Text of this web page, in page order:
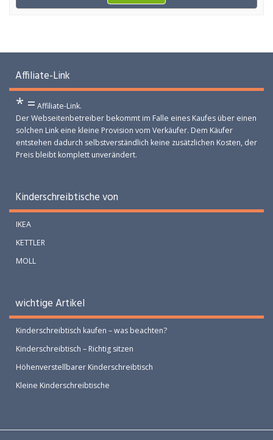
Affiliate-Link
* = Affiliate-Link.
Der Webseitenbetreiber bekommt im Falle eines Kaufes über einen
solchen Link eine kleine Provision vom Verkäufer. Dem Käufer
entstehen dadurch selbstverständlich keine zusätzlichen Kosten, der
Preis bleibt komplett unverändert.
Kinderschreibtische von
IKEA
KETTLER
MOLL
wichtige Artikel
Kinderschreibtisch kaufen – was beachten?
Kinderschreibtisch – Richtig sitzen
Höhenverstellbarer Kinderschreibtisch
Kleine Kinderschreibtische